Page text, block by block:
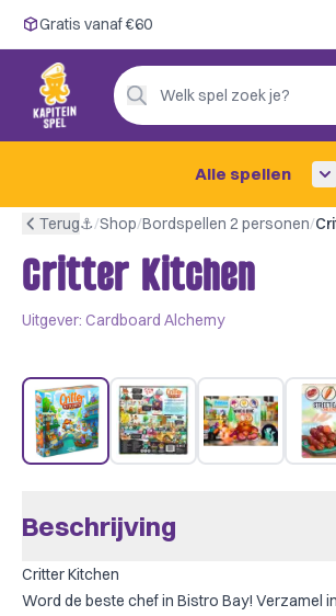
Gratis vanaf €60
Morgen in huis ✓
Persoonlijk advies
4,9/5 —
200+ beoordelingen
Gratis vanaf €60
Welk spel zoek je?
Alle spellen
Terug⚓︎/Shop/Bordspellen 2 personen/
Critter Kitchen
Uitgever: Cardboard Alchemy
Beschrijving
Critter Kitchen
Word de beste chef in Bistro Bay! Verzamel